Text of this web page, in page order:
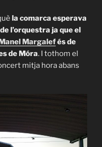
la comarca esperava
l’orquestra ja que el
Margalefés de
de Móra. I tothom el
mitja hora abans